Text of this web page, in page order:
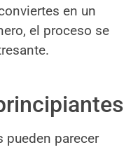
en un
el proceso se
pueden parecer